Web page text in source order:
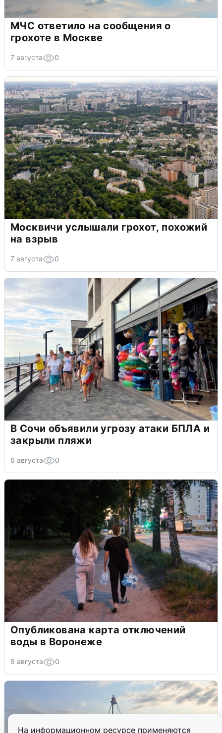
На информационном ресурсе применяются
МЧС ответило на сообщения о
грохоте в Москве
7 августа 0
Москвичи услышали грохот, похожий
на взрыв
7 августа 0
В Сочи объявили угрозу атаки БПЛА и
закрыли пляжи
6 августа 0
Опубликована карта отключений
воды в Воронеже
6 августа 0